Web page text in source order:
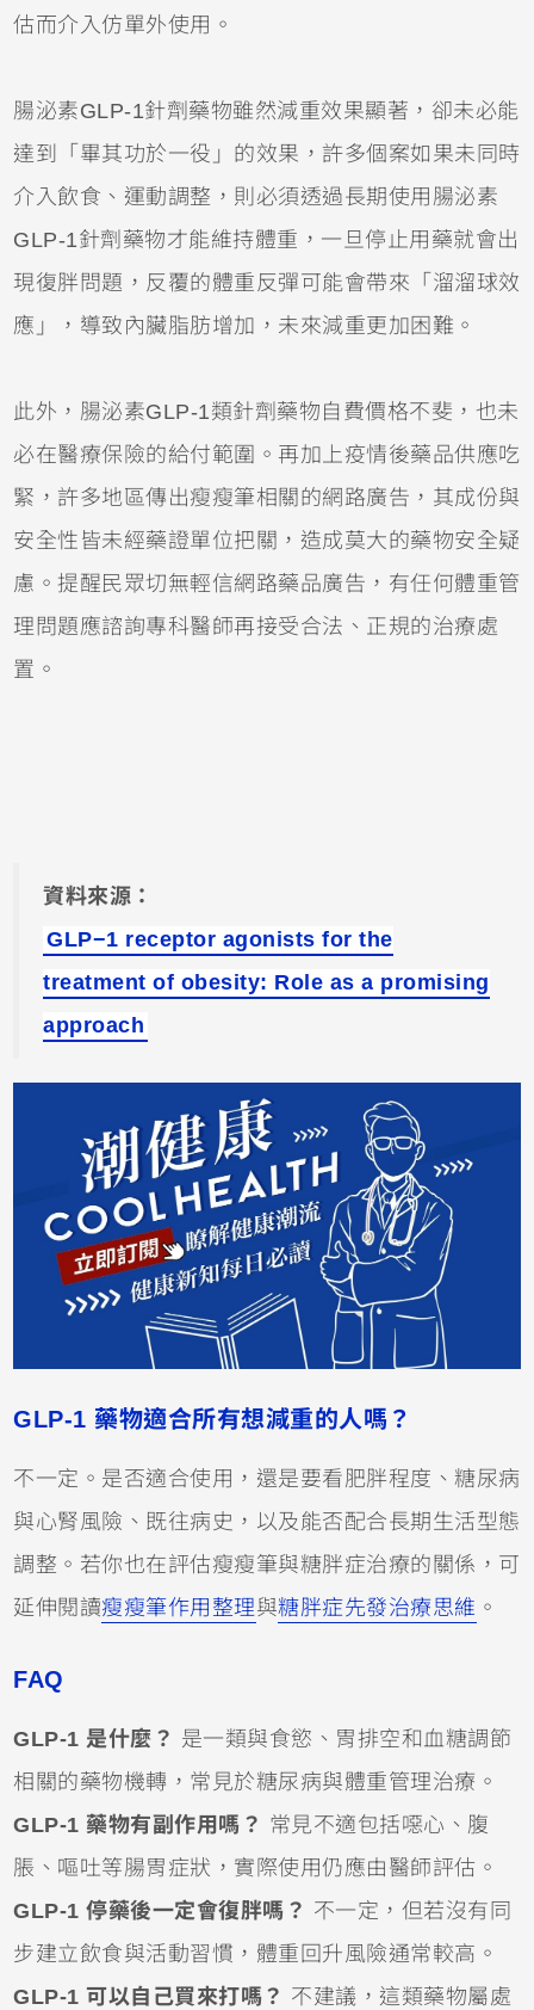
估而介入仿單外使用。
腸泌素GLP-1針劑藥物雖然減重效果顯著，卻未必能
達到「畢其功於一役」的效果，許多個案如果未同時
介入飲食、運動調整，則必須透過長期使用腸泌素
GLP-1針劑藥物才能維持體重，一旦停止用藥就會出
現復胖問題，反覆的體重反彈可能會帶來「溜溜球效
應」，導致內臟脂肪增加，未來減重更加困難。
此外，腸泌素GLP-1類針劑藥物自費價格不斐，也未
必在醫療保險的給付範圍。再加上疫情後藥品供應吃
緊，許多地區傳出瘦瘦筆相關的網路廣告，其成份與
安全性皆未經藥證單位把關，造成莫大的藥物安全疑
慮。提醒民眾切無輕信網路藥品廣告，有任何體重管
理問題應諮詢專科醫師再接受合法、正規的治療處
置。
資料來源：
GLP−1 receptor agonists for the
treatment of obesity: Role as a promising
approach
GLP-1 藥物適合所有想減重的人嗎？
不一定。是否適合使用，還是要看肥胖程度、糖尿病
與心腎風險、既往病史，以及能否配合長期生活型態
調整。若你也在評估瘦瘦筆與糖胖症治療的關係，可
延伸閱讀瘦瘦筆作用整理與糖胖症先發治療思維 。
FAQ
GLP-1 是什麼？ 是一類與食慾、胃排空和血糖調節
相關的藥物機轉，常見於糖尿病與體重管理治療。
GLP-1 藥物有副作用嗎？ 常見不適包括噁心、腹
脹、嘔吐等腸胃症狀，實際使用仍應由醫師評估。
GLP-1 停藥後一定會復胖嗎？ 不一定，但若沒有同
步建立飲食與活動習慣，體重回升風險通常較高。
GLP-1 可以自己買來打嗎？ 不建議，這類藥物屬處